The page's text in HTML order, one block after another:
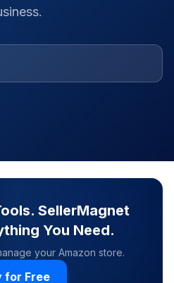
SellerMagnet
You Need.
your Amazon store.
for Free